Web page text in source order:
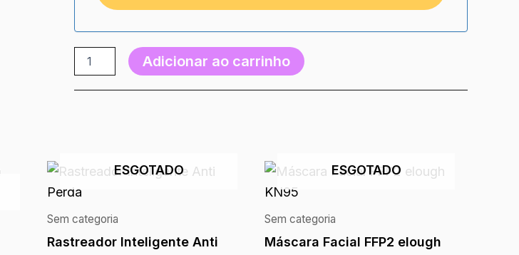
Adicionar ao carrinho
ESGOTADO
Sem categoria
Rastreador Inteligente Anti
ESGOTADO
Sem categoria
Máscara Facial FFP2 elough